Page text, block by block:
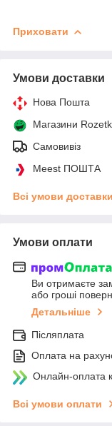
Приховати
Умови доставки
Нова Пошта
Магазини
Самовивіз
Meest ПОШТА
Всі умови доставки
Умови оплати
Ви отримаєте
або гроші
Детальніше
Післяплата
Оплата на
Онлайн-оплата
Всі умови оплати